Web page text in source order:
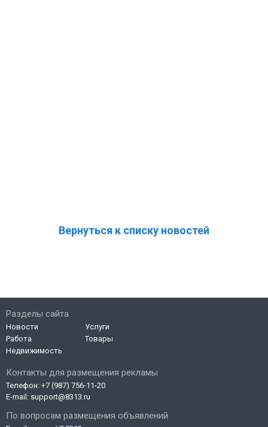
Вернуться к списку новостей
Контакты для размещения рекламы
Телефон: +7 (987) 756-11-20
E-mail: support@8313.ru
По вопросам размещения объявлений
Разделы сайта
Новости
Работа
Недвижимость
Услуги
Товары